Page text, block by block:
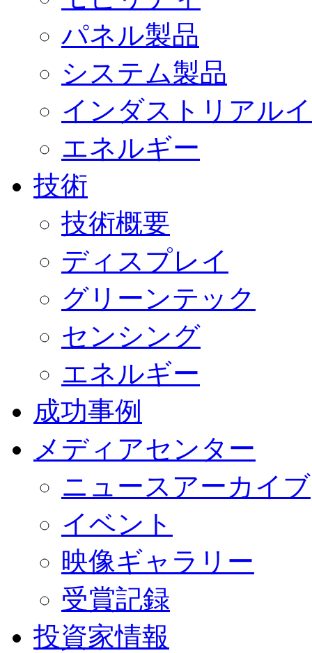
パネル製品
システム製品
インダストリアル
エネルギー
技術
技術概要
ディスプレイ
グリーンテック
センシング
エネルギー
成功事例
メディアセンター
ニュースアーカイブ
イベント
映像ギャラリー
受賞記録
投資家情報